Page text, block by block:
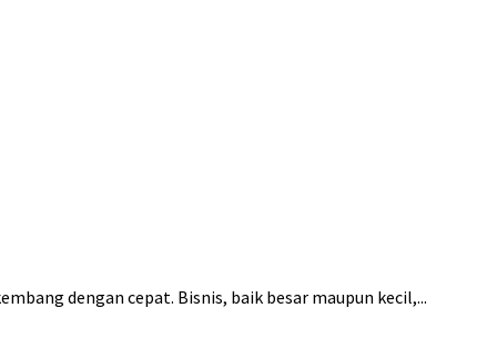
dengan cepat. Bisnis, baik besar maupun kecil,...